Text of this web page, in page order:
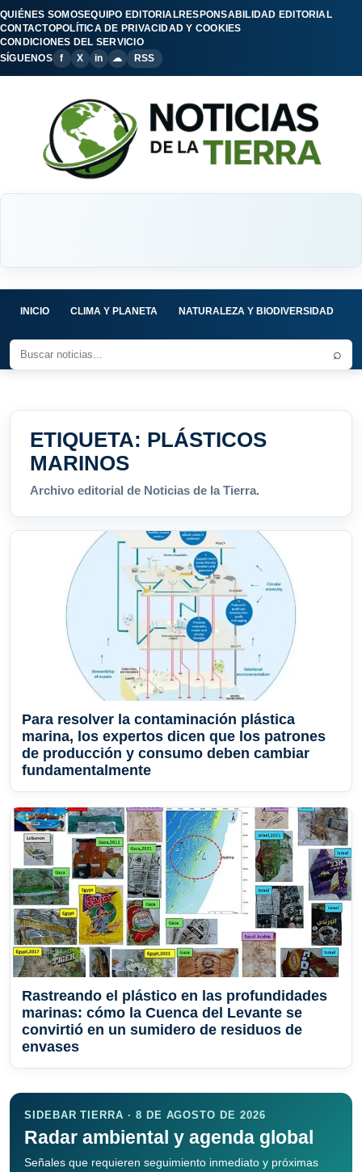
QUIÉNES SOMOSEQUIPO EDITORIALRESPONSABILIDAD EDITORIAL
CONTACTOPOLÍTICA DE PRIVACIDAD Y COOKIES
CONDICIONES DEL SERVICIO
SÍGUENOS
f X in ☁ RSS
INICIO CLIMA Y PLANETA NATURALEZA Y BIODIVERSIDAD
⌕
ETIQUETA: PLÁSTICOS
MARINOS
Archivo editorial de Noticias de la Tierra.
Para resolver la contaminación plástica
marina, los expertos dicen que los patrones
de producción y consumo deben cambiar
fundamentalmente
Rastreando el plástico en las profundidades
marinas: cómo la Cuenca del Levante se
convirtió en un sumidero de residuos de
envases
SIDEBAR TIERRA · 8 DE AGOSTO DE 2026
Radar ambiental y agenda global
Señales que requieren seguimiento inmediato y próximas